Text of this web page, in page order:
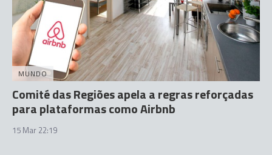
MUNDO
Comité das Regiões apela a regras reforçadas
para plataformas como Airbnb
15 Mar 22:19